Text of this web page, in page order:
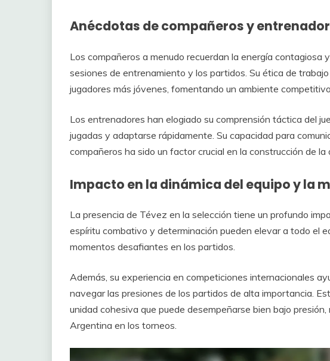
Anécdotas de compañeros y
Los compañeros a menudo recuerdan la energía contagiosa
sesiones de entrenamiento y los partidos. Su ética de
jugadores más jóvenes, fomentando un ambiente
Los entrenadores han elogiado su comprensión táctica del
jugadas y adaptarse rápidamente. Su capacidad para
compañeros ha sido un factor crucial en la construcción de la
Impacto en la dinámica del equipo y la
La presencia de Tévez en la selección tiene un profundo
espíritu combativo y determinación pueden elevar a todo el
momentos desafiantes en los partidos.
Además, su experiencia en competiciones internacionales
navegar las presiones de los partidos de alta importancia.
unidad cohesiva que puede desempeñarse bien bajo
Argentina en los torneos.